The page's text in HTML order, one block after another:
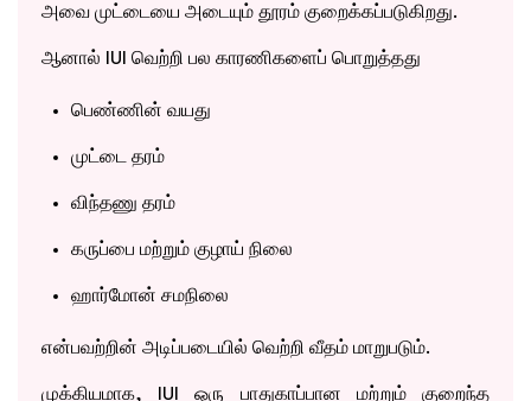
அவை முட்டையை அடையும் தூரம் குறைக்கப்படுகிறது.
ஆனால் IUI வெற்றி பல காரணிகளைப் பொறுத்தது
பெண்ணின் வயது
முட்டை தரம்
விந்தணு தரம்
கருப்பை மற்றும் குழாய் நிலை
ஹார்மோன் சமநிலை
என்பவற்றின் அடிப்படையில் வெற்றி வீதம் மாறுபடும்.
முக்கியமாக, IUI ஒரு பாதுகாப்பான மற்றும் குறைந்த